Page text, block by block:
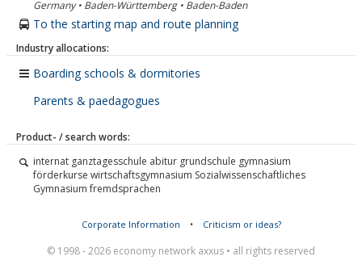
Germany • Baden-Württemberg • Baden-Baden
To the starting map and route planning
Industry allocations:
Boarding schools & dormitories
Parents & paedagogues
Product- / search words:
internat ganztagesschule abitur grundschule gymnasium
förderkurse wirtschaftsgymnasium Sozialwissenschaftliches
Gymnasium fremdsprachen
Corporate Information • Criticism or ideas?
© 1998 - 2026 economy network axxus • all rights reserved